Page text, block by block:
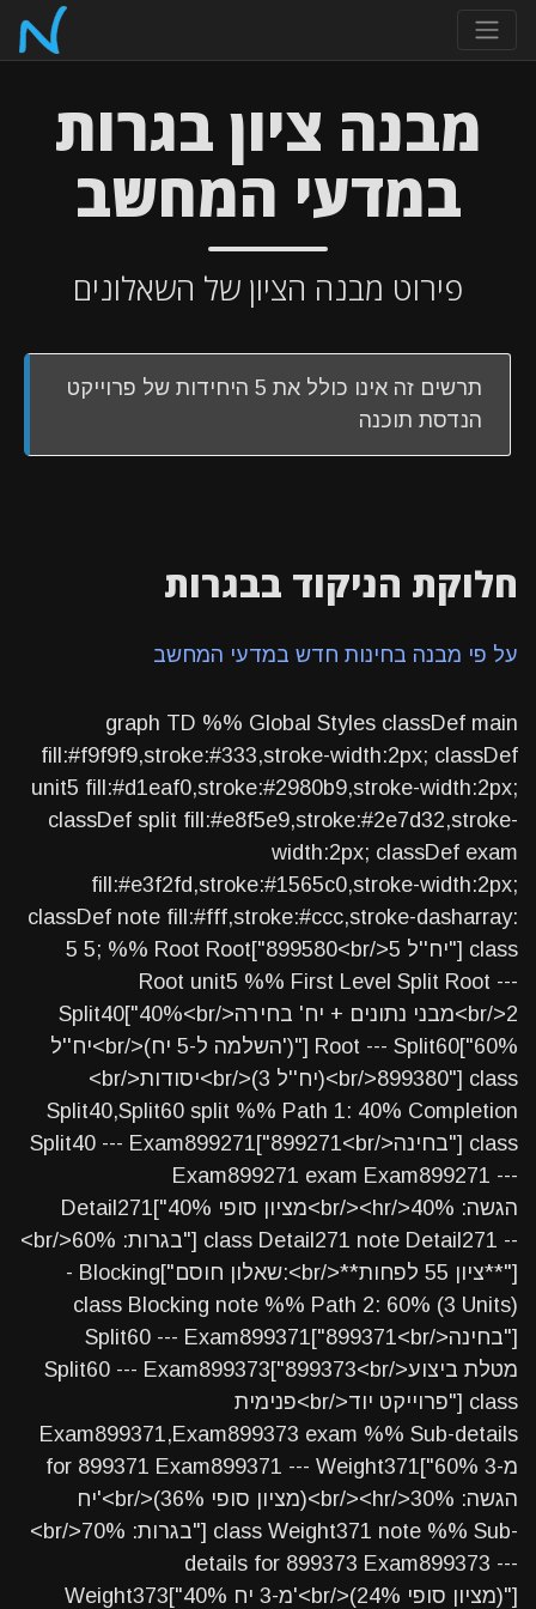
מבנה ציון בגרות
במדעי המחשב
פירוט מבנה הציון של השאלונים
תרשים זה אינו כולל את 5 היחידות של פרוייקט
הנדסת תוכנה
חלוקת הניקוד בבגרות
על פי מבנה בחינות חדש במדעי המחשב
graph TD %% Global Styles classDef main
fill:#f9f9f9,stroke:#333,stroke-width:2px; classDef
unit5 fill:#d1eaf0,stroke:#2980b9,stroke-width:2px;
classDef split fill:#e8f5e9,stroke:#2e7d32,stroke-
width:2px; classDef exam
fill:#e3f2fd,stroke:#1565c0,stroke-width:2px;
classDef note fill:#fff,stroke:#ccc,stroke-dasharray:
5 5; %% Root Root["899580<br/>5 יח''ל"] class
Root unit5 %% First Level Split Root ---
Split40["40%<br/>מבני נתונים + יח' בחירה<br/>2
יח''ל<br/>(השלמה ל-5 יח')"] Root --- Split60["60%
<br/>יסודות<br/>(3 יח''ל)<br/>899380"] class
Split40,Split60 split %% Path 1: 40% Completion
Split40 --- Exam899271["899271<br/>בחינה"] class
Exam899271 exam Exam899271 ---
Detail271["40% מציון סופי<br/><hr/>הגשה: 40%
<br/>בגרות: 60%"] class Detail271 note Detail271 --
- Blocking["שאלון חוסם:<br/>**ציון 55 לפחות**"]
class Blocking note %% Path 2: 60% (3 Units)
Split60 --- Exam899371["899371<br/>בחינה"]
Split60 --- Exam899373["899373<br/>מטלת ביצוע
פנימית<br/>פרוייקט יוד"] class
Exam899371,Exam899373 exam %% Sub-details
for 899371 Exam899371 --- Weight371["60% מ-3
יח'<br/>(36% מציון סופי)<br/><hr/>הגשה: 30%
<br/>בגרות: 70%"] class Weight371 note %% Sub-
details for 899373 Exam899373 ---
Weight373["40% מ-3 יח'<br/>(24% מציון סופי)"]